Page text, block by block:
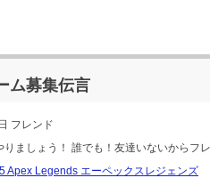
ム募集伝言
フレンド
りましょう！ 誰でも！友達いないからフ
Apex Legends エーペックスレジェンズ